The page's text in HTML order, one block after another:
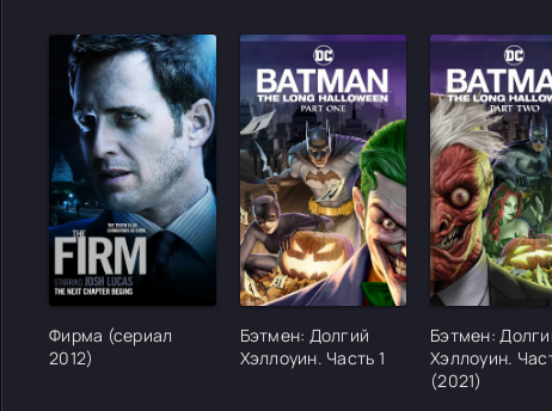
[/xfgiven_cvh_poster_urlcvh_poster_url]
Фирма (сериал
2012)
[/
Бэтмен: Долгий
Хэллоуин. Часть 1
[/
Бэтмен:
Хэллоуин.
(2021)